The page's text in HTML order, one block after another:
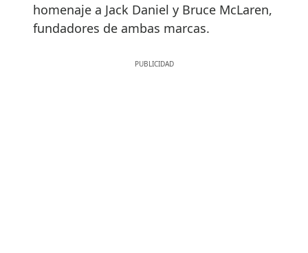
homenaje a Jack Daniel y Bruce McLaren,
fundadores de ambas marcas.